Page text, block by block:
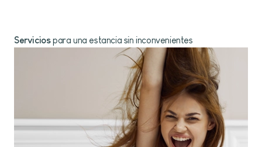
Serviciospara una estancia sin inconvenientes